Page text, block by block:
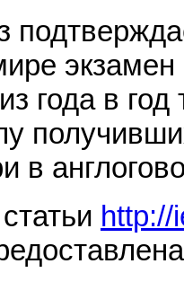
экзамен
года в год
в
http://